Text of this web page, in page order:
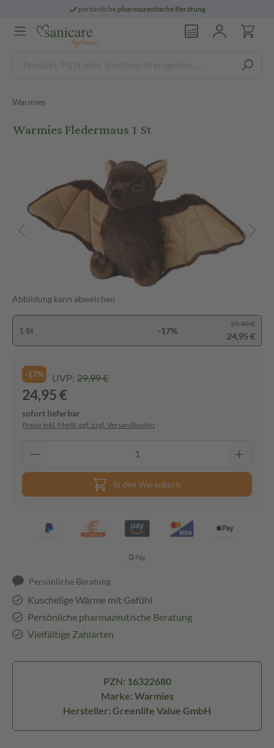
persönliche pharmazeutische Beratung
Warmies
Warmies Fledermaus 1 St
Abbildung kann abweichen
1 St -17%
29,99 €
24,95 €
-17% UVP: 29,99 €
24,95 €
sofort lieferbar
Preise inkl. MwSt. ggf. zzgl. Versandkosten
In den Warenkorb
Persönliche Beratung
Kuschelige Wärme mit Gefühl
Persönliche pharmazeutische Beratung
Vielfältige Zahlarten
PZN: 16322680
Marke: Warmies
Hersteller: Greenlife Value GmbH